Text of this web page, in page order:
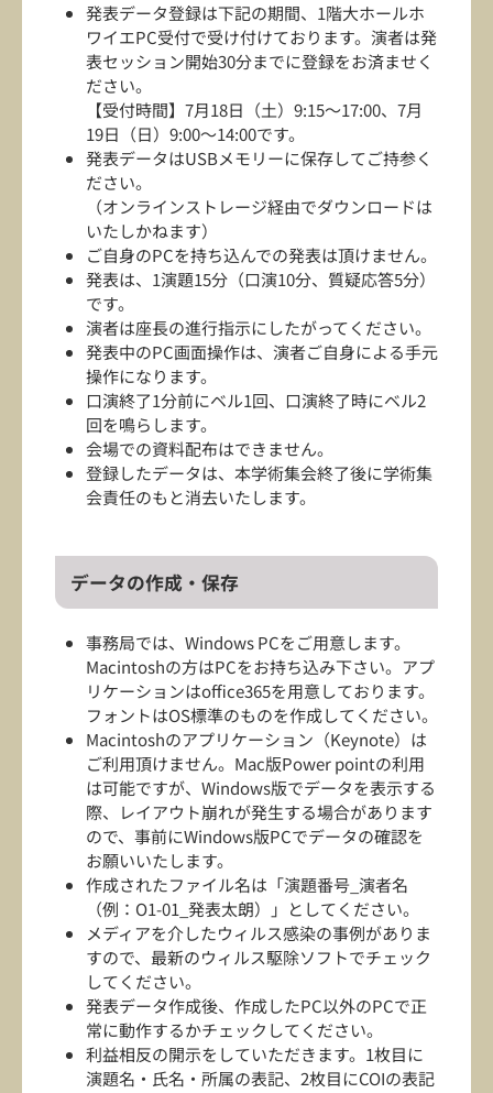
発表データ登録は下記の期間、1階大ホールホ
ワイエPC受付で受け付けております。演者は発
表セッション開始30分までに登録をお済ませく
ださい。
【受付時間】7月18日（土）9:15～17:00、7月
19日（日）9:00～14:00です。
発表データはUSBメモリーに保存してご持参く
ださい。
（オンラインストレージ経由でダウンロードは
いたしかねます）
ご自身のPCを持ち込んでの発表は頂けません。
発表は、1演題15分（口演10分、質疑応答5分）
です。
演者は座長の進行指示にしたがってください。
発表中のPC画面操作は、演者ご自身による手元
操作になります。
口演終了1分前にベル1回、口演終了時にベル2
回を鳴らします。
会場での資料配布はできません。
登録したデータは、本学術集会終了後に学術集
会責任のもと消去いたします。
データの作成・保存
事務局では、Windows PCをご用意します。
Macintoshの方はPCをお持ち込み下さい。アプ
リケーションはoffice365を用意しております。
フォントはOS標準のものを作成してください。
Macintoshのアプリケーション（Keynote）は
ご利用頂けません。Mac版Power pointの利用
は可能ですが、Windows版でデータを表示する
際、レイアウト崩れが発生する場合があります
ので、事前にWindows版PCでデータの確認を
お願いいたします。
作成されたファイル名は「演題番号_演者名
（例：O1-01_発表太朗）」としてください。
メディアを介したウィルス感染の事例がありま
すので、最新のウィルス駆除ソフトでチェック
してください。
発表データ作成後、作成したPC以外のPCで正
常に動作するかチェックしてください。
利益相反の開示をしていただきます。1枚目に
演題名・氏名・所属の表記、2枚目にCOIの表記